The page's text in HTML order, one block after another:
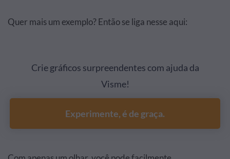
Quer mais um exemplo? Então se liga nesse aqui:
Crie gráficos surpreendentes com ajuda da
Visme!
Experimente, é de graça.